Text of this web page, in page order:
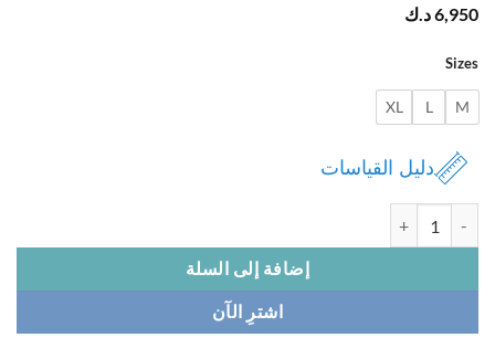
د.ك
L
XL
دليل القياسات
إضافة إلى السلة
اشترِ الآن